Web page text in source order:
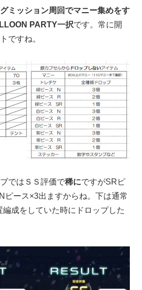
ミッション周回でマニー集めをす
PARTY一択です。常に開
ですね。
ではＳＳ評価で稀にですがSRピ
ピース×3出ますからね。下は通常
成をしていた時にドロップした